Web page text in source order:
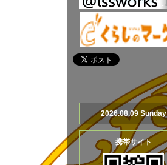
2026.08.09 Sunday
携帯サイト